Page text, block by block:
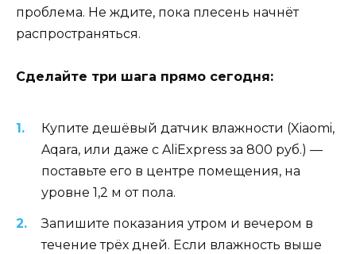
проблема. Не ждите, пока плесень начнёт
распространяться.
Сделайте три шага прямо сегодня:
Купите дешёвый датчик влажности (Xiaomi,
Aqara, или даже с AliExpress за 800 руб.) —
поставьте его в центре помещения, на
уровне 1,2 м от пола.
Запишите показания утром и вечером в
течение трёх дней. Если влажность выше